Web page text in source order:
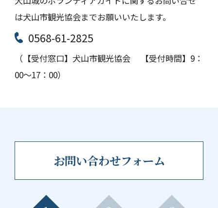
は犬山市観光協会までお願いいたします。
0568-61-2825
（【受付窓口】犬山市観光協会 【受付時間】9：
00～17：00）
お問い合わせフォーム